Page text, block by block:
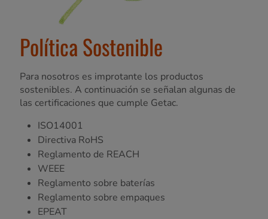
Política Sostenible
Para nosotros es improtante los productos
sostenibles. A continuación se señalan algunas de
las certificaciones que cumple Getac.
ISO14001
Directiva RoHS
Reglamento de REACH
WEEE
Reglamento sobre baterías
Reglamento sobre empaques
EPEAT